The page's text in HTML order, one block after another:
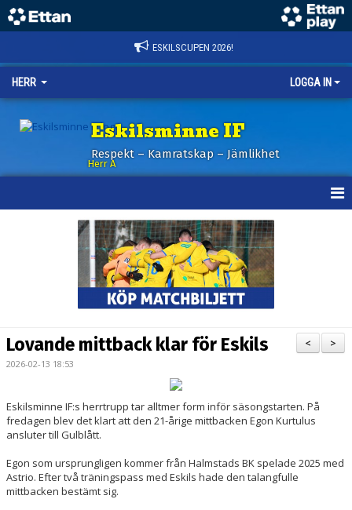
ESKILSCUPEN 2026!
HERR LOGGA IN
Eskilsminne IF
Respekt – Kamratskap – Jämlikhet
Herr A
BILDGALLERI
MATCHER
ETTAN SÖDRA
>
<
Lovande mittback klar för Eskils
2026-02-13 18:53
Eskilsminne IF:s herrtrupp tar alltmer form inför säsongstarten. På
fredagen blev det klart att den 21-årige mittbacken Egon Kurtulus
ansluter till Gulblått.
Egon som ursprungligen kommer från Halmstads BK spelade 2025 med
Astrio. Efter två träningspass med Eskils hade den talangfulle
mittbacken bestämt sig.